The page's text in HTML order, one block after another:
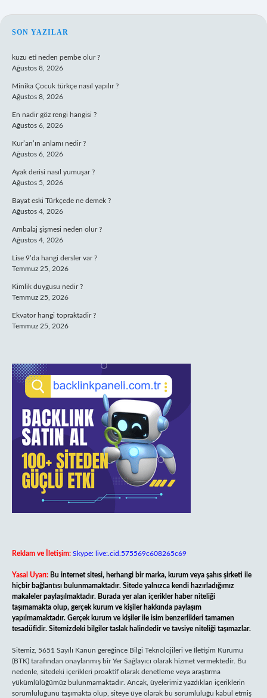
SIDEBAR
SON YAZILAR
kuzu eti neden pembe olur ?
Ağustos 8, 2026
Minika Çocuk türkçe nasıl yapılır ?
Ağustos 8, 2026
En nadir göz rengi hangisi ?
Ağustos 6, 2026
Kur’an’ın anlamı nedir ?
Ağustos 6, 2026
Ayak derisi nasıl yumuşar ?
Ağustos 5, 2026
Bayat eski Türkçede ne demek ?
Ağustos 4, 2026
Ambalaj şişmesi neden olur ?
Ağustos 4, 2026
Lise 9’da hangi dersler var ?
Temmuz 25, 2026
Kimlik duygusu nedir ?
Temmuz 25, 2026
Ekvator hangi topraktadir ?
Temmuz 25, 2026
Reklam ve İletişim: Skype: live:.cid.575569c608265c69
Yasal Uyarı: Bu internet sitesi, herhangi bir marka, kurum veya şahıs şirketi ile
hiçbir bağlantısı bulunmamaktadır. Sitede yalnızca kendi hazırladığımız
makaleler paylaşılmaktadır. Burada yer alan içerikler haber niteliği
taşımamakta olup, gerçek kurum ve kişiler hakkında paylaşım
yapılmamaktadır. Gerçek kurum ve kişiler ile isim benzerlikleri tamamen
tesadüfidir. Sitemizdeki bilgiler taslak halindedir ve tavsiye niteliği taşımazlar.
Sitemiz, 5651 Sayılı Kanun gereğince Bilgi Teknolojileri ve İletişim Kurumu
(BTK) tarafından onaylanmış bir Yer Sağlayıcı olarak hizmet vermektedir. Bu
nedenle, sitedeki içerikleri proaktif olarak denetleme veya araştırma
yükümlülüğümüz bulunmamaktadır. Ancak, üyelerimiz yazdıkları içeriklerin
sorumluluğunu taşımakta olup, siteye üye olarak bu sorumluluğu kabul etmiş